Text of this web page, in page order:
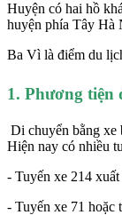
Huyện có hai hồ
huyện phía Tây Hà
Ba Vì là điểm du
1. Phương tiện
Di chuyển bằng xe
Hiện nay có nhiều
- Tuyến xe 214
- Tuyến xe 71